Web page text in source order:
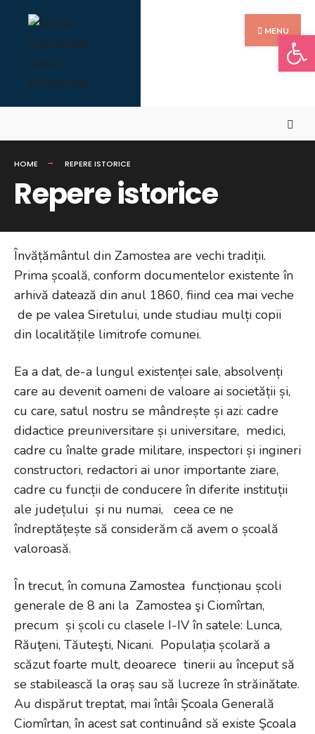
Skip
content
MENU
HOME REPERE ISTORICE
Repere istorice
Învățământul din Zamostea are vechi tradiții.
Prima școală, conform documentelor existente în
arhivă datează din anul 1860, fiind cea mai veche
de pe valea Siretului, unde studiau mulți copii
din localitățile limitrofe comunei.
Ea a dat, de-a lungul existenței sale, absolvenți
care au devenit oameni de valoare ai societății și,
cu care, satul nostru se mândrește și azi: cadre
didactice preuniversitare și universitare, medici,
cadre cu înalte grade militare, inspectori și ingineri
constructori, redactori ai unor importante ziare,
cadre cu funcții de conducere în diferite instituții
ale județului și nu numai, ceea ce ne
îndreptățește să considerăm că avem o școală
valoroasă.
În trecut, în comuna Zamostea funcționau școli
generale de 8 ani la Zamostea şi Ciomîrtan,
precum și școli cu clasele I-IV în satele: Lunca,
Răuţeni, Tăuteşti, Nicani. Populația școlară a
scăzut foarte mult, deoarece tinerii au început să
se stabilească la oraș sau să lucreze în străinătate.
Au dispărut treptat, mai întâi Școala Generală
Ciomîrtan, în acest sat continuând să existe Şcoala
for:
Search